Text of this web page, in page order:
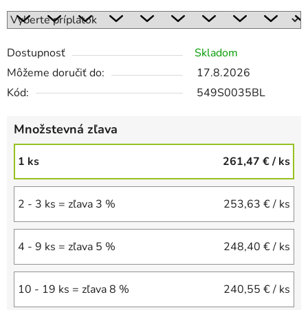
Dostupnosť
Skladom
Môžeme doručiť do:
17.8.2026
Kód:
549S0035BL
Množstevná zľava
1 ks 261,47 €/ ks
2 - 3 ks = zľava 3 % 253,63 €/ ks
4 - 9 ks = zľava 5 % 248,40 €/ ks
10 - 19 ks = zľava 8 % 240,55 €/ ks